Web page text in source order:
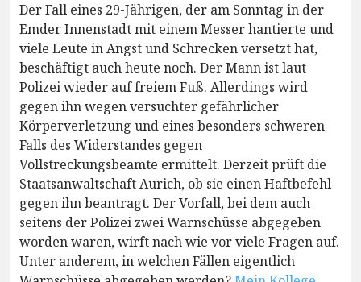
Der Fall eines 29-Jährigen, der am Sonntag in der
Emder Innenstadt mit einem Messer hantierte und
viele Leute in Angst und Schrecken versetzt hat,
beschäftigt auch heute noch. Der Mann ist laut
Polizei wieder auf freiem Fuß. Allerdings wird
gegen ihn wegen versuchter gefährlicher
Körperverletzung und eines besonders schweren
Falls des Widerstandes gegen
Vollstreckungsbeamte ermittelt. Derzeit prüft die
Staatsanwaltschaft Aurich, ob sie einen Haftbefehl
gegen ihn beantragt. Der Vorfall, bei dem auch
seitens der Polizei zwei Warnschüsse abgegeben
worden waren, wirft nach wie vor viele Fragen auf.
Unter anderem, in welchen Fällen eigentlich